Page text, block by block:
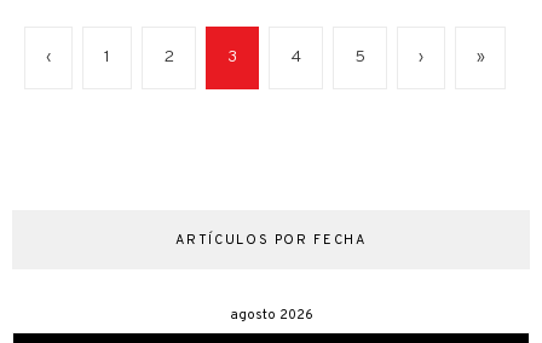
‹ 1 2 3 4 5 › »
ARTÍCULOS POR FECHA
agosto 2026